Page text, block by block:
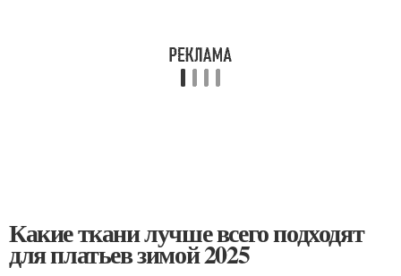
Какие ткани лучше всего подходят
для платьев зимой 2025